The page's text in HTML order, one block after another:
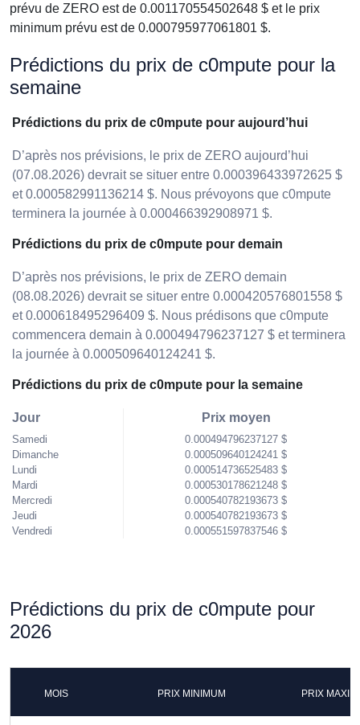
prévu de ZERO est de 0.001170554502648 $ et le prix
minimum prévu est de 0.000795977061801 $.
Prédictions du prix de c0mpute pour la
semaine
Prédictions du prix de c0mpute pour aujourd’hui
D’après nos prévisions, le prix de ZERO aujourd’hui
(07.08.2026) devrait se situer entre 0.000396433972625 $
et 0.000582991136214 $. Nous prévoyons que c0mpute
terminera la journée à 0.000466392908971 $.
Prédictions du prix de c0mpute pour demain
D’après nos prévisions, le prix de ZERO demain
(08.08.2026) devrait se situer entre 0.000420576801558 $
et 0.000618495296409 $. Nous prédisons que c0mpute
commencera demain à 0.000494796237127 $ et terminera
la journée à 0.000509640124241 $.
Prédictions du prix de c0mpute pour la semaine
Jour
Samedi
Dimanche
Lundi
Mardi
Mercredi
Jeudi
Vendredi
Prix moyen
0.000494796237127 $
0.000509640124241 $
0.000514736525483 $
0.000530178621248 $
0.000540782193673 $
0.000540782193673 $
0.000551597837546 $
Prédictions du prix de c0mpute pour
2026
MOIS PRIX MINIMUM PRIX